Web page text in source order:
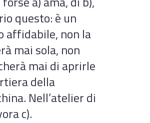
questo: è un
affidabile, non la
mai sola, non
mai di aprirle
della
Nell’atelier di
c).